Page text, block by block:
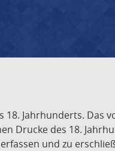
Jahrhunderts. Das
Drucke des 18.
und zu